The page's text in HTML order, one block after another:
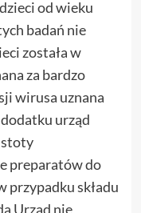
od wieku
badań nie
została w
za bardzo
wirusa uznana
urząd
preparatów do
przypadku składu
Urząd nie